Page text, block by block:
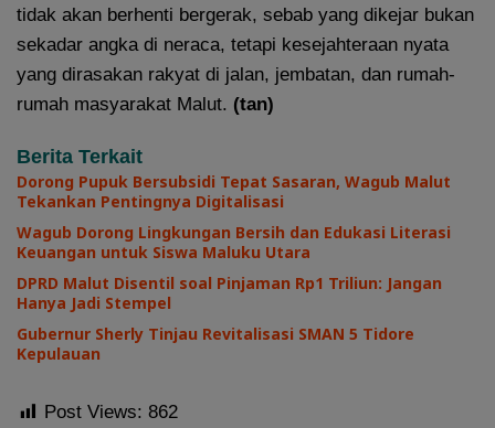
tidak akan berhenti bergerak, sebab yang dikejar bukan
sekadar angka di neraca, tetapi kesejahteraan nyata
yang dirasakan rakyat di jalan, jembatan, dan rumah-
rumah masyarakat Malut. (tan)
Berita Terkait
Dorong Pupuk Bersubsidi Tepat Sasaran, Wagub Malut
Tekankan Pentingnya Digitalisasi
Wagub Dorong Lingkungan Bersih dan Edukasi Literasi
Keuangan untuk Siswa Maluku Utara
DPRD Malut Disentil soal Pinjaman Rp1 Triliun: Jangan
Hanya Jadi Stempel
Gubernur Sherly Tinjau Revitalisasi SMAN 5 Tidore
Kepulauan
Post Views: 862